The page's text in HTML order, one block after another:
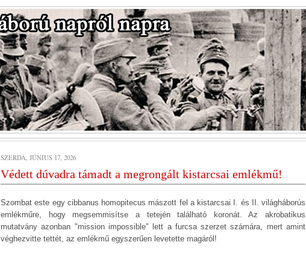
SZERDA, JÚNIUS 17, 2026
Védett dúvadra támadt a megrongált kistarcsai emlékmű!
Szombat este egy cibbanus homopitecus mászott fel a kistarcsai I. és II. világháborús
emlékműre, hogy megsemmisítse a tetején található koronát. Az akrobatikus
mutatvány azonban "mission impossible" lett a furcsa szerzet számára, mert amint
véghezvitte tettét, az emlékmű egyszerűen levetette magáról!